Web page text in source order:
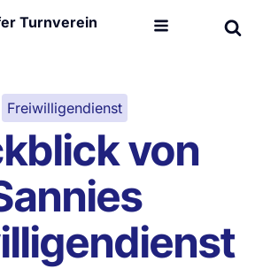
Turnverein
Freiwilligendienst
von